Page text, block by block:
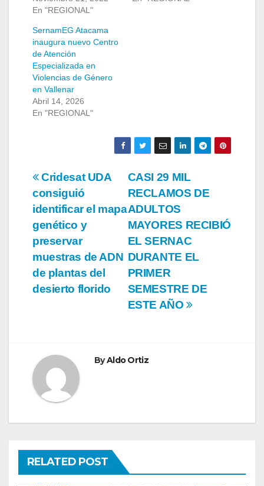
En "REGIONAL"
SernamEG Atacama
inaugura nuevo Centro
de Atención
Especializada en
Violencias de Género
en Vallenar
Abril 14, 2026
En "REGIONAL"
Navegación
de
entradas
CASI 29 MIL
RECLAMOS DE
ADULTOS
MAYORES RECIBIÓ
EL SERNAC
DURANTE EL
PRIMER
SEMESTRE DE
ESTE AÑO
Cridesat UDA
consiguió
identificar el mapa
genético y
preservar
muestras de ADN
de plantas del
desierto florido
ByAldo Ortiz
RELATED POST